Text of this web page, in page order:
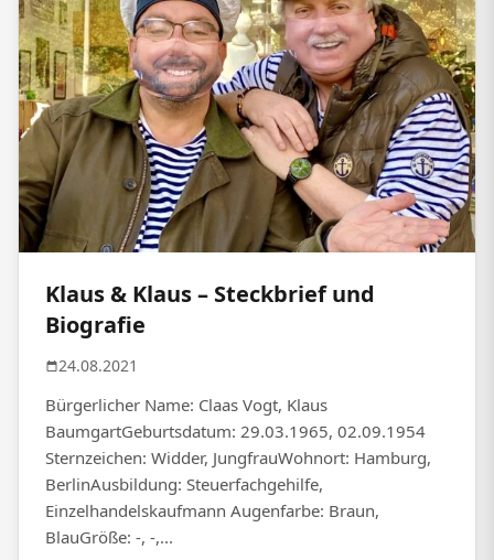
Klaus & Klaus – Steckbrief und
Biografie
24.08.2021
Bürgerlicher Name: Claas Vogt, Klaus
BaumgartGeburtsdatum: 29.03.1965, 02.09.1954
Sternzeichen: Widder, JungfrauWohnort: Hamburg,
BerlinAusbildung: Steuerfachgehilfe,
Einzelhandelskaufmann Augenfarbe: Braun,
BlauGröße: -, -,...